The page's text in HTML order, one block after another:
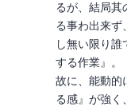
るが、結局其
る事わ出来ず
し無い限り
する作業』。
故に、能動的
る感』が強く